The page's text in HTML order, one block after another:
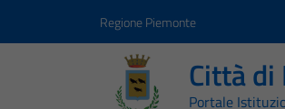
Regione Piemonte
Città
Portale